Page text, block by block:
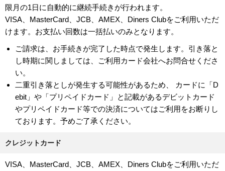
限月の1日に自動的に継続手続きが行われます。
VISA、MasterCard、JCB、AMEX、Diners Clubをご利用いただ
けます。お支払い回数は一括払いのみとなります。
ご請求は、お手続きが完了した時点で発生します。引き落と
し時期に関しましては、ご利用カード会社へお問合せくださ
い。
二重引き落としが発生する可能性があるため、 カードに「D
ebit」や「プリペイドカード」と記載があるデビットカード
やプリペイドカード等での決済についてはご利用をお断りし
ております。予めご了承ください。
クレジットカード
VISA、MasterCard、JCB、AMEX、Diners Clubをご利用いただ